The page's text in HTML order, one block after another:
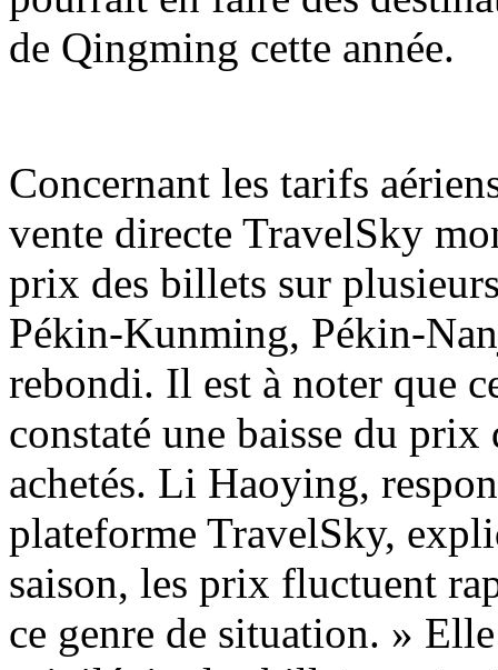
de Qingming cette année.
Concernant les tarifs
vente directe TravelSky
prix des billets sur
Pékin-Kunming, Pékin-
rebondi. Il est à noter que
constaté une baisse du
achetés. Li Haoying,
plateforme TravelSky,
saison, les prix fluctuent
ce genre de situation. »